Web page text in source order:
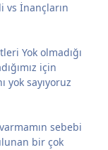
vs İnançların
Yok olmadığı
için
yok sayıyoruz
sebebi
bir çok